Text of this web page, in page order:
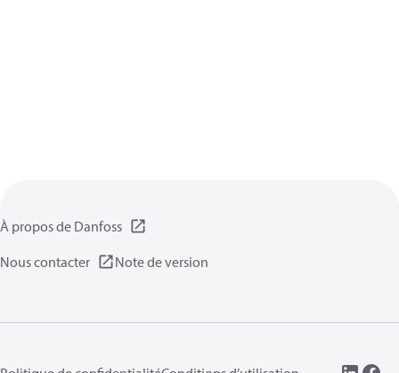
À propos de Danfoss
Nous contacter
Note de version